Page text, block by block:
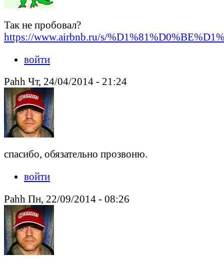
Так не пробовал?
https://www.airbnb.ru/s/
войти
Pahh Чт, 24/04/2014 - 21:24
спасибо, обязательно прозвоню.
войти
Pahh Пн, 22/09/2014 - 08:26